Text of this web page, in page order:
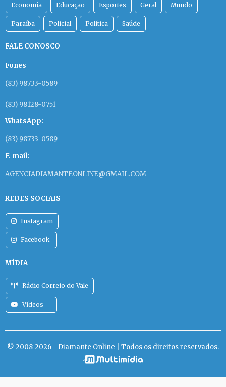
Economia Educação Esportes Geral Mundo
Paraíba Policial Política Saúde
FALE CONOSCO
Fones
(83) 98733-0589
(83) 98128-0751
WhatsApp:
(83) 98733-0589
E-mail:
AGENCIADIAMANTEONLINE@GMAIL.COM
REDES SOCIAIS
Instagram
Facebook
MÍDIA
Rádio Correio do Vale
Vídeos
© 2008-2026 - Diamante Online | Todos os direitos reservados.